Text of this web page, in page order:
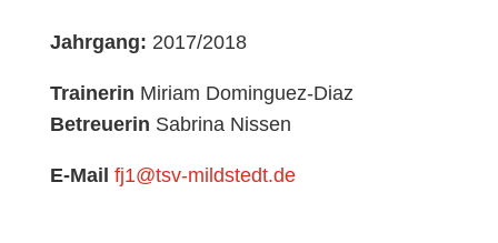
Jahrgang: 2017/2018
Trainerin Miriam Dominguez-Diaz
Betreuerin Sabrina Nissen
E-Mail fj1@tsv-mildstedt.de